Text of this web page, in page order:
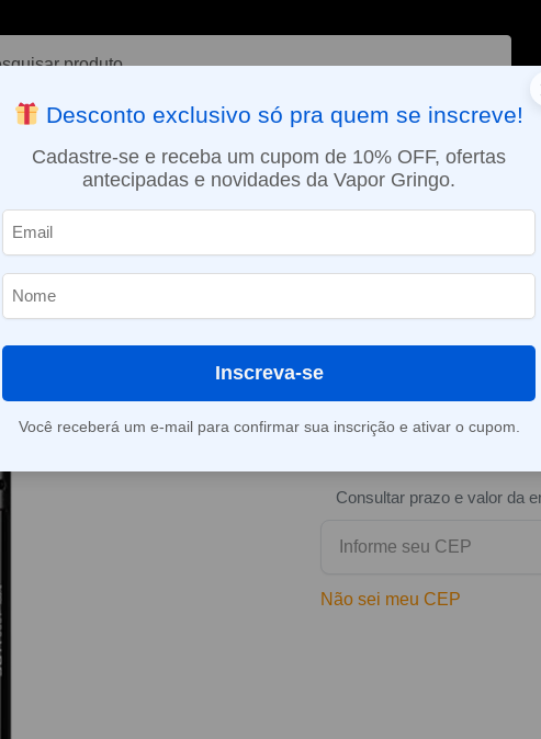
VAPORIZADOR DE ERVAS E-LIQUÍDOS NICOTINA ORAL
MESMO DIA EM SÃO PAULO (SEG A SEX): PEDIDOS APROVADOS ATÉ 15:30
Nord 50W – Black Red Marbling – Mostruário – Smok
Kit Pod Nord
Red Marbling –
Smok
Este produto está fora de
Consultar prazo e valor da
Não sei meu CEP
Desconto exclusivo só pra quem se inscreve!
Cadastre-se e receba um cupom de 10% OFF, ofertas
antecipadas e novidades da Vapor Gringo.
Inscreva-se
Você receberá um e-mail para confirmar sua inscrição e ativar o cupom.